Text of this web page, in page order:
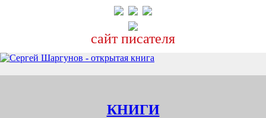
сайт писателя
КНИГИ